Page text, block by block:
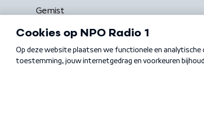
Gemist
Algemene voorwaarden Privacybeleid